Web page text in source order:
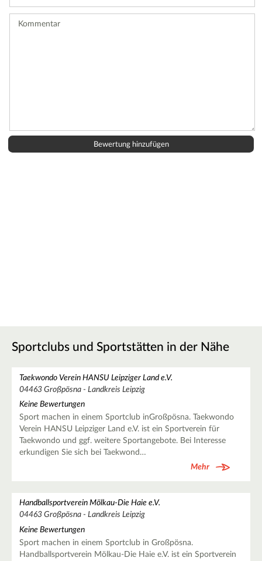
Sportclubs und Sportstätten in der Nähe
Taekwondo Verein HANSU Leipziger Land e.V.
04463 Großpösna - Landkreis Leipzig
Keine Bewertungen
Sport machen in einem Sportclub inGroßpösna. Taekwondo
Verein HANSU Leipziger Land e.V. ist ein Sportverein für
Taekwondo und ggf. weitere Sportangebote. Bei Interesse
erkundigen Sie sich bei Taekwond…
Mehr
Handballsportverein Mölkau-Die Haie e.V.
04463 Großpösna - Landkreis Leipzig
Keine Bewertungen
Sport machen in einem Sportclub in Großpösna.
Handballsportverein Mölkau-Die Haie e.V. ist ein Sportverein